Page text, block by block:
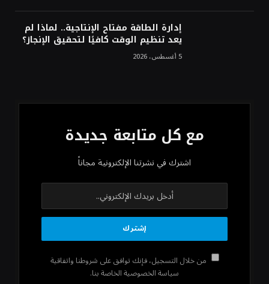
إدارة الطاقة مفتاح الإنتاجية.. لماذا لم
يعد تنظيم الوقت كافيًا لتحقيق الإنجاز؟
5 أغسطس، 2026
مع كل متابعة جديدة
اشترك في نشرتنا الإلكترونية مجاناً
من خلال التسجيل، فإنك توافق على شروطنا واتفاقية
سياسة الخصوصية الخاصة بنا.